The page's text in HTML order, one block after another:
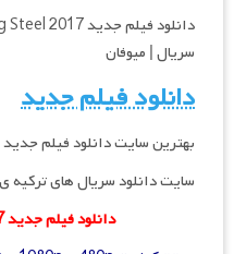
سریال | میوفان
دانلود فیلم جدید
بهترین سایت دانلود فیلم
سایت دانلود سریال های ترکیه
دانلود فیلم جدید Bleeding Steel 2017